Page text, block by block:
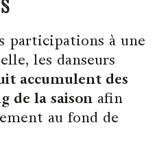
participations à une
les danseurs
accumulent des
de la saisonafin
au fond de